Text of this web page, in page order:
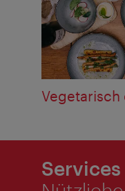
Vegetarisch
Services